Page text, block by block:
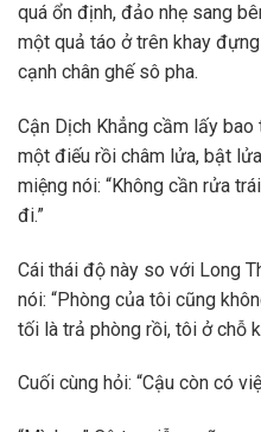
quá ổn định, đảo nhẹ sang
một quả táo ở trên khay
cạnh chân ghế sô pha.
Cận Dịch Khẳng cầm lấy
một điếu rồi châm lửa, bật
miệng nói: “Không cần rửa
đi.”
Cái thái độ này so với Long
nói: “Phòng của tôi cũng
tối là trả phòng rồi, tôi ở chỗ
Cuối cùng hỏi: “Cậu còn có